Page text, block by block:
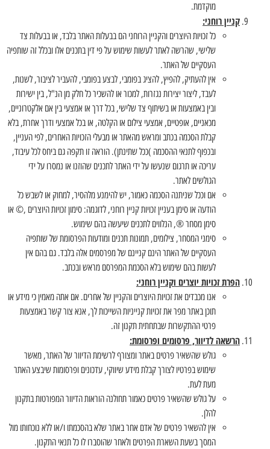
מוקדמת.
קניין רוחני:
כל זכויות היוצרים והקניין הרוחני הם בבעלות האתר בלבד, או בבעלות צד
שלישי, שהרשה לאתר לעשות שימוש על פי דין בתכנים אלו ובכלל זה שותפיה
העסקיים של האתר.
אין להעתיק, להפיץ, להציג בפומבי, לבצע בפומבי, להעביר לציבור, לשנות,
לעבד, ליצור יצירות נגזרות, למכור או להשכיר כל חלק מן הנ"ל, בין ישירות
ובין באמצעות או בשיתוף צד שלישי, בכל דרך או אמצעי בין אם אלקטרוניים,
מכאניים, אופטיים, אמצעי צילום או הקלטה, או בכל אמצעי ודרך אחרת, בלא
קבלת הסכמה בכתב ומראש מהאתר או מבעלי הזכויות האחרים, לפי העניין,
ובכפוף לתנאי ההסכמה )ככל שתינתן). הוראה זו תקפה גם ביחס לכל עיבוד,
עריכה או תרגום שנעשו על ידי האתר לתכנים שהוזנו או נמסרו על ידי
הגולשים לאתר.
אם וככל שניתנה הסכמה כאמור, יש להימנע מלהסיר, למחוק או לשבש כל
הודעה או סימן בעניין זכויות קניין רוחני, לדוגמה: סימון זכויות היוצרים ,© או
סימן מסחר ®, הנלווים לתכנים שיעשה בהם שימוש.
סימני המסחר, צילומים, תמונות תכנים ומודעות הפרסומת של שותפיה
העסקיים של האתר הינם קניינם של מפרסמים אלה בלבד. גם בהם אין
לעשות בהם שימוש בלא הסכמת המפרסם מראש ובכתב.
הפרת זכויות יוצרים וקניין רוחני:
אנו מכבדים את זכויות היוצרים והקניין של אחרים. אם אתה מאמין כי מידע או
תוכן באתר מפר את זכויות קנייניות השייכות לך, אנא צור קשר באמצעות
פרטי ההתקשרות שבתחתית תקנון זה.
הרשאה לדיוור, פרסומים ופרסומת:
גולש שהשאיר פרטים באתר ומצורף לרשימת הדיוור של האתר, מאשר
שימוש בפרטיו לצורך קבלת מידע שיווקי, עדכונים ופרסומות שיבצע האתר
מעת לעת.
על גולש שהשאיר פרטים כאמור תחולנה הוראות הדיוור המפורטות בתקנון
להלן.
אין להשאיר פרטים של אדם אחר באתר שלא בהסכמתו ו/או ללא נוכחותו מול
המסך בשעת השארת הפרטים ולאחר שהוסברו לו כל תנאי התקנון.